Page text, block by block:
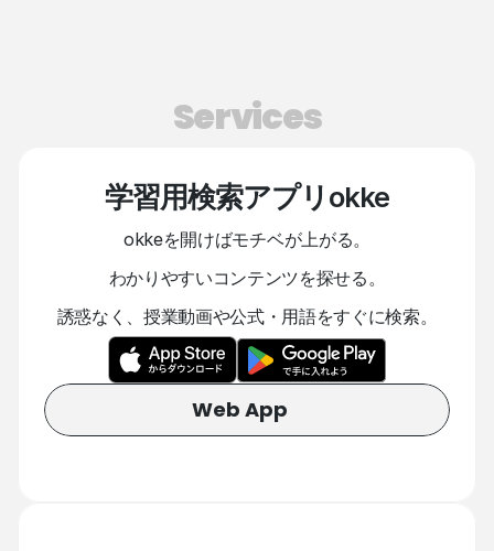
Services
学習用検索アプリokke
okkeを開けばモチベが上がる。
わかりやすいコンテンツを探せる。
誘惑なく、授業動画や公式・用語をすぐに検索。
Web App